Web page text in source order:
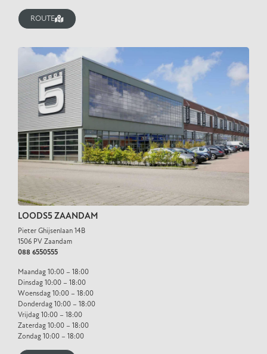
ROUTE
LOODS5 ZAANDAM
Pieter Ghijsenlaan 14B
1506 PV Zaandam
088 6550555
Maandag 10:00 – 18:00
Dinsdag 10:00 – 18:00
Woensdag 10:00 – 18:00
Donderdag 10:00 – 18:00
Vrijdag 10:00 – 18:00
Zaterdag 10:00 – 18:00
Zondag 10:00 – 18:00